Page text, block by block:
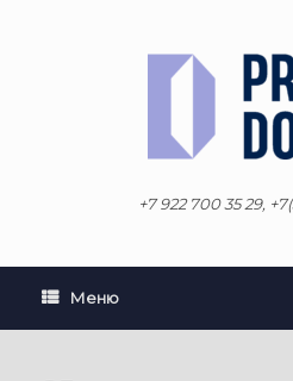
+7 922 700 35 29,
Меню